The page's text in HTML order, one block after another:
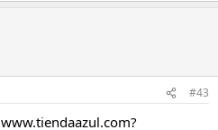
#43
www.tiendaazul.com?